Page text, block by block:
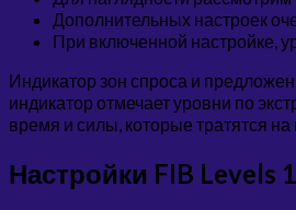
Дополнительных настроек
При включенной настройке,
Индикатор зон спроса и
индикатор отмечает уровни по
время и силы, которые тратятся
Настройки FIB Levels